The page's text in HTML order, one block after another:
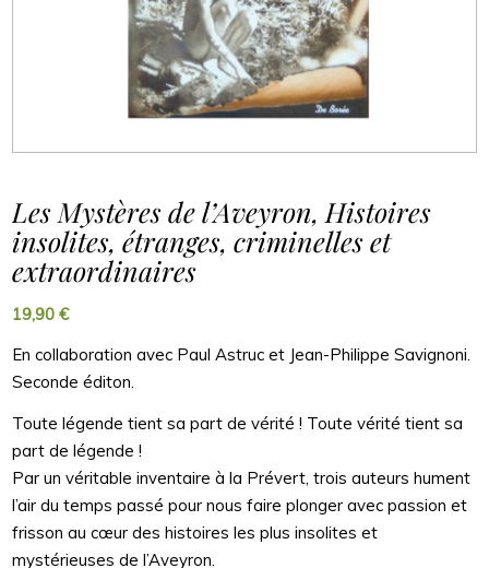
Les Mystères de l’Aveyron, Histoires
insolites, étranges, criminelles et
extraordinaires
19,90€
En collaboration avec Paul Astruc et Jean-Philippe Savignoni.
Seconde éditon.
Toute légende tient sa part de vérité ! Toute vérité tient sa
part de légende !
Par un véritable inventaire à la Prévert, trois auteurs hument
l’air du temps passé pour nous faire plonger avec passion et
frisson au cœur des histoires les plus insolites et
mystérieuses de l’Aveyron.